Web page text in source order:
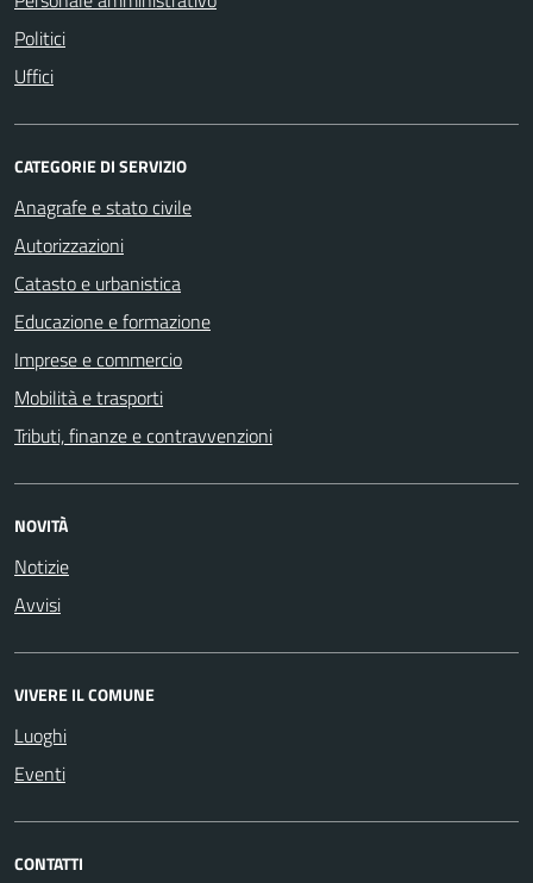
Politici
Uffici
CATEGORIE DI SERVIZIO
Anagrafe e stato civile
Autorizzazioni
Catasto e urbanistica
Educazione e formazione
Imprese e commercio
Mobilità e trasporti
Tributi, finanze e contravvenzioni
NOVITÀ
Notizie
Avvisi
VIVERE IL COMUNE
Luoghi
Eventi
CONTATTI